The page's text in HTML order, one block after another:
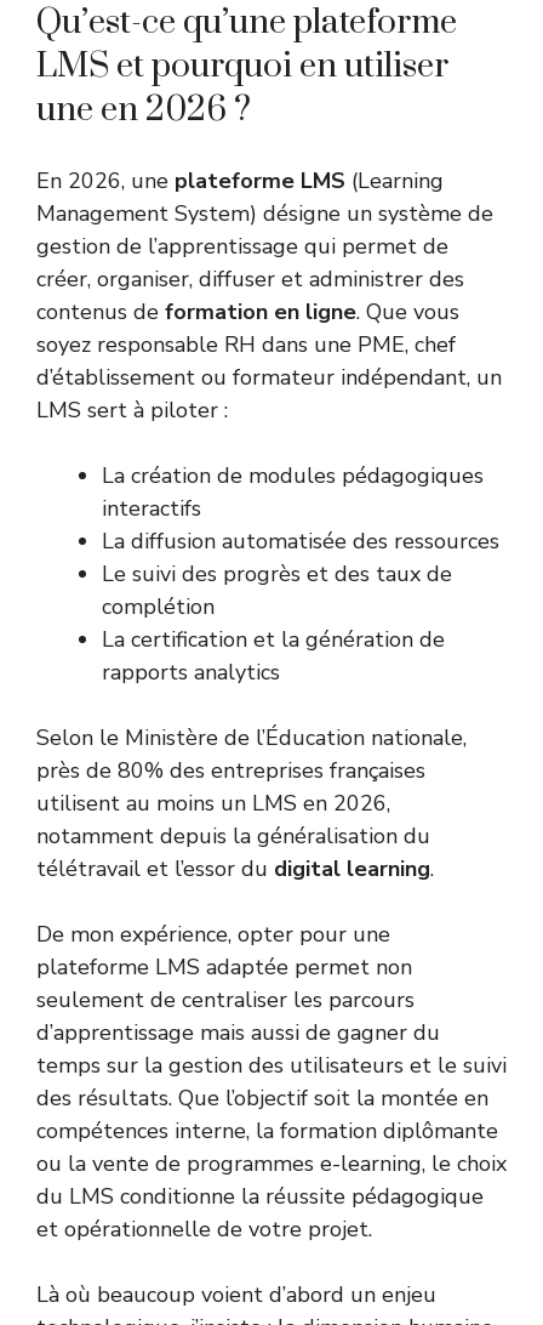
Qu’est-ce qu’une plateforme
LMS et pourquoi en utiliser
une en 2026 ?
En 2026, une plateforme LMS (Learning
Management System) désigne un système de
gestion de l’apprentissage qui permet de
créer, organiser, diffuser et administrer des
contenus de formation en ligne. Que vous
soyez responsable RH dans une PME, chef
d’établissement ou formateur indépendant, un
LMS sert à piloter :
La création de modules pédagogiques
interactifs
La diffusion automatisée des ressources
Le suivi des progrès et des taux de
complétion
La certification et la génération de
rapports analytics
Selon le Ministère de l’Éducation nationale,
près de 80% des entreprises françaises
utilisent au moins un LMS en 2026,
notamment depuis la généralisation du
télétravail et l’essor du digital learning.
De mon expérience, opter pour une
plateforme LMS adaptée permet non
seulement de centraliser les parcours
d’apprentissage mais aussi de gagner du
temps sur la gestion des utilisateurs et le suivi
des résultats. Que l’objectif soit la montée en
compétences interne, la formation diplômante
ou la vente de programmes e-learning, le choix
du LMS conditionne la réussite pédagogique
et opérationnelle de votre projet.
Là où beaucoup voient d’abord un enjeu